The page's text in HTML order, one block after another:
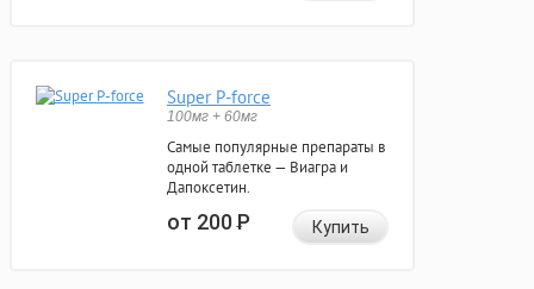
Super P-force
100мг + 60мг
Самые популярные препараты в
одной таблетке — Виагра и
Дапоксетин.
от 200Р Купить